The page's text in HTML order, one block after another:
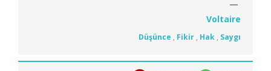
Voltaire
Düşünce , Fikir , Hak , Saygı